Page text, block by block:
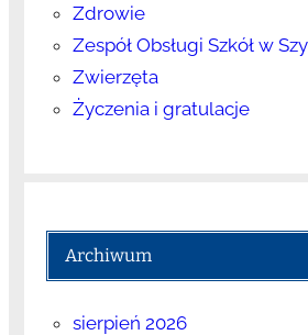
Zdrowie
Zespół Obsługi Szkół w
Zwierzęta
Życzenia i gratulacje
Archiwum
sierpień 2026